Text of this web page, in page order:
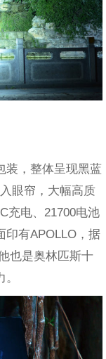
装，整体呈现黑蓝
眼帘，大幅高质
充电、21700电池
印有APOLLO，据
也是奥林匹斯十